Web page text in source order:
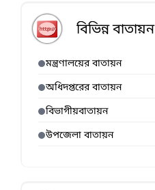
বিভিন্ন বাতায়ন
মন্ত্রণালয়ের বাতায়ন
অধিদপ্তরের বাতায়ন
বিভাগীয়বাতায়ন
উপজেলা বাতায়ন